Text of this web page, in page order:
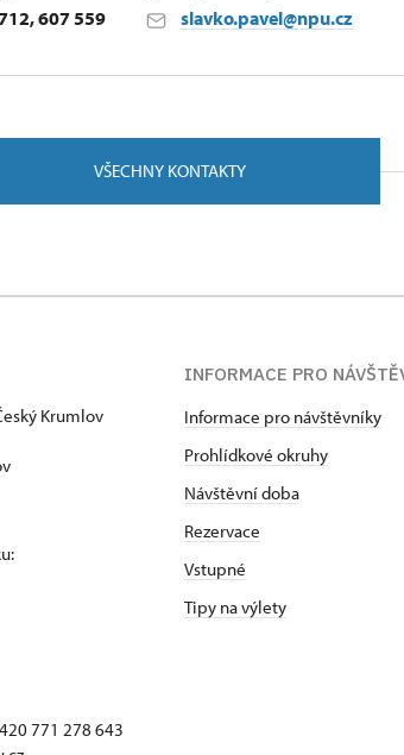
607 559
slavko.pavel@npu.cz
38101
VŠECHNY KONTAKTY
Krumlov
771 278 643
INFORMACE PRO
Informace pro návštěvníky
Prohlídkové okruhy
Návštěvní doba
Rezervace
Vstupné
Tipy na výlety